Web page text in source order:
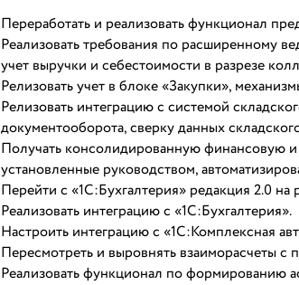
Переработать и реализовать функционал
Реализовать требования по расширенному
учет выручки и себестоимости в разрезе
Релизовать учет в блоке «Закупки»,
Релизовать интеграцию с системой
документооборота, сверку данных
Получать консолидированную финансовую
установленные руководством,
Перейти с «1С:Бухгалтерия» редакция 2.0 на
Реализовать интеграцию с «1С:Бухгалтерия».
Настроить интеграцию с «1С:Комплексная
Пересмотреть и выровнять взаиморасчеты с
Реализовать функционал по формированию